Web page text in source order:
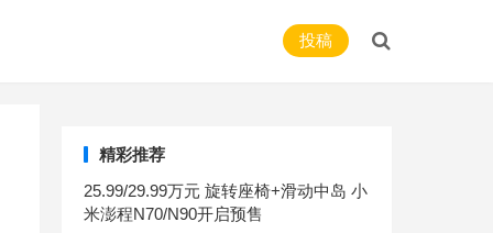
投稿
精彩推荐
25.99/29.99万元 旋转座椅+滑动中岛 小
米澎程N70/N90开启预售